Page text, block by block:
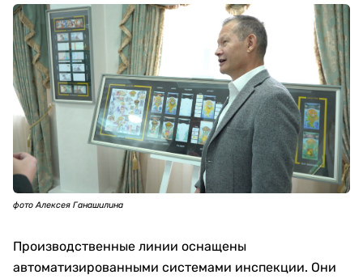
фото Алексея Ганашилина
Производственные линии оснащены
автоматизированными системами инспекции. Они